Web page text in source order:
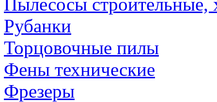
Рубанки
Торцовочные пилы
Фены технические
Фрезеры